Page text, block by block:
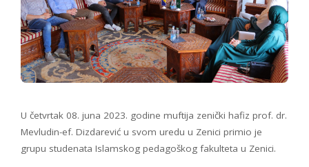
U četvrtak 08. juna 2023. godine muftija zenički hafiz prof. dr.
Mevludin-ef. Dizdarević u svom uredu u Zenici primio je
grupu studenata Islamskog pedagoškog fakulteta u Zenici.